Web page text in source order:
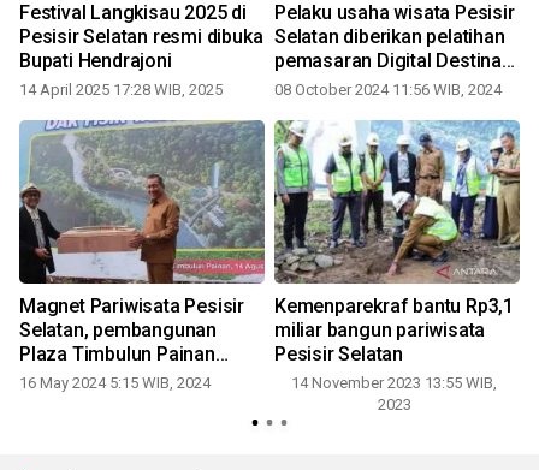
Festival Langkisau 2025 di
Pesisir Selatan resmi dibuka
Bupati Hendrajoni
14 April 2025 17:28 WIB, 2025
Pelaku usaha wisata Pesisir
Selatan diberikan pelatihan
pemasaran Digital Destinasi
Wisata
08 October 2024 11:56 WIB, 2024
Magnet Pariwisata Pesisir
Selatan, pembangunan
Plaza Timbulun Painan
dikebut
16 May 2024 5:15 WIB, 2024
Kemenparekraf bantu Rp3,1
miliar bangun pariwisata
Pesisir Selatan
14 November 2023 13:55 WIB,
2023